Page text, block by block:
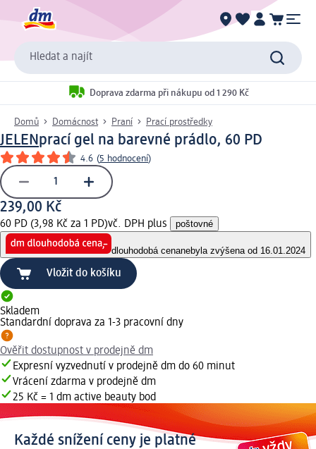
Hledat a najít
Doprava zdarma při nákupu od 1 290 Kč
Domů Domácnost Praní Prací prostředky
JELENprací gel na barevné prádlo, 60 PD
4.6 (5 hodnocení)
239,00 Kč
60 PD (3,98 Kč za 1 PD)vč. DPH plus poštovné
dlouhodobá cenanebyla zvýšena od 16.01.2024
Vložit do košíku
Skladem
Standardní doprava za 1-3 pracovní dny
Ověřit dostupnost v prodejně dm
Expresní vyzvednutí v prodejně dm do 60 minut
Vrácení zdarma v prodejně dm
25 Kč = 1 dm active beauty bod
Každé snížení ceny je platné